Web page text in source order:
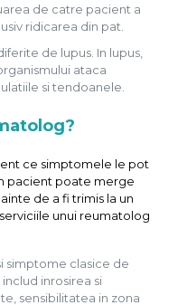
de catre pacient a
ridicarea din pat.
de lupus. In lupus,
ataca
si tendoanele.
ce simptomele le pot
pacient poate merge
de a fi trimis la un
unui reumatolog
simptome clasice de
inrosirea si
sensibilitatea in zona